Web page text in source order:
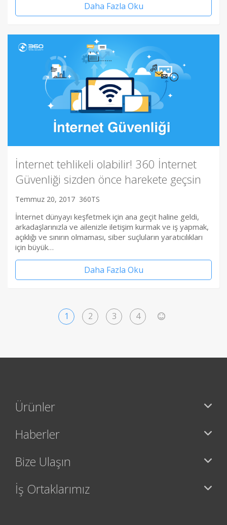
Daha Fazla Oku
İnternet tehlikeli olabilir! 360 İnternet
Güvenliği sizden önce harekete geçsin
Temmuz 20, 2017 360TS
İnternet dünyayı keşfetmek için ana geçit haline geldi,
arkadaşlarınızla ve ailenizle iletişim kurmak ve iş yapmak,
açıklığı ve sınırın olmaması, siber suçluların yaratıcılıkları
için büyük…
Daha Fazla Oku
1 2 3 4
Ürünler
Haberler
Bize Ulaşın
İş Ortaklarımız